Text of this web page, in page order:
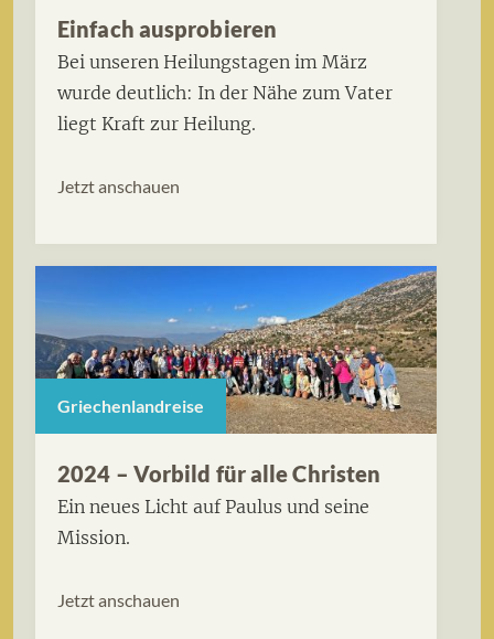
Einfach ausprobieren
Bei unseren Heilungstagen im März
wurde deutlich: In der Nähe zum Vater
liegt Kraft zur Heilung.
Jetzt anschauen
Griechenlandreise
2024 – Vorbild für alle Christen
Ein neues Licht auf Paulus und seine
Mission.
Jetzt anschauen